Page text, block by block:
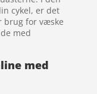
cykel, er det
brug for væske
med
med